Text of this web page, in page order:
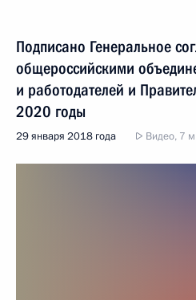
Подписано Генеральное
общероссийскими
и работодателей и
2020 годы
29 января 2018 года Видео, 7